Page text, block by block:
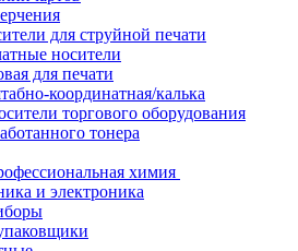
для струйной печати
носители
для печати
координатная/калька
торгового оборудования
тонера
химия
и электроника